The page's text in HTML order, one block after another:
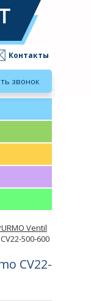
Контакты
звонок
Ventil
500-600
CV22-